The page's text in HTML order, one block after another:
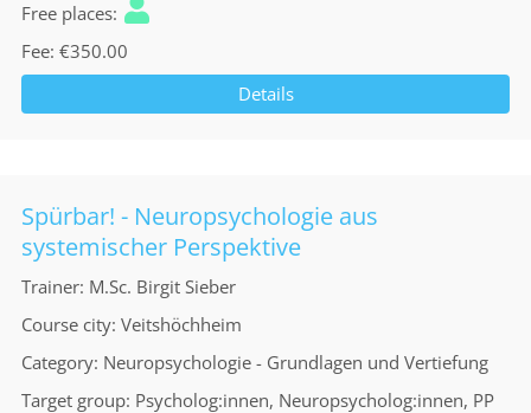
Free places
Fee €350.00
Details
Spürbar! - Neuropsychologie aus
systemischer Perspektive
Trainer M.Sc. Birgit Sieber
Course city Veitshöchheim
Category Neuropsychologie - Grundlagen und Vertiefung
Target group Psycholog:innen, Neuropsycholog:innen, PP